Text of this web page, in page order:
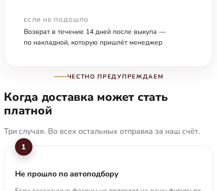
ЕСЛИ НЕ ПОДОШЛО
Возврат в течение 14 дней после выкупа —
по накладной, которую пришлёт менеджер
ЧЕСТНО ПРЕДУПРЕЖДАЕМ
Когда доставка может стать
платной
Три случая. Во всех остальных отправка за наш счёт.
1
Не прошло по автоподбору